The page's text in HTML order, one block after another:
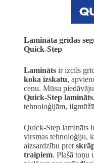
Lamināta grīdas
Quick-Step
Laminātsir izcils
koka izskatu,
cenu. Mūsu
Quick-Step lamināts
tehnoloģijām,
Quick-Step lamināts
virsmas tehnoloģiju,
aizsardzību pret
traipiem. Plašā toņu